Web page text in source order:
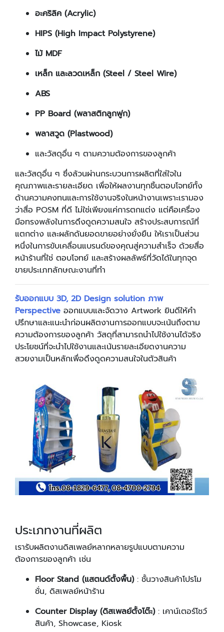
อะคริลิค (Acrylic)
HIPS (High Impact Polystyrene)
ไม้ MDF
เหล็ก และลวดเหล็ก (Steel / Steel Wire)
ABS
PP Board (พลาสติกลูกฟูก)
พลาสวูด (Plastwood)
และวัสดุอื่น ๆ ตามความต้องการของลูกค้า
และวัสดุอื่น ๆ ซึ่งล้วนผ่านกระบวนการผลิตที่ใส่ใจใน
คุณภาพและรายละเอียด เพื่อให้ผลงานทุกชิ้นตอบโจทย์ทั้ง
ด้านความคงทนและการใช้งานจริงในหน้างานเพราะเรามอง
ว่าสื่อ POSM ที่ดี ไม่ใช่เพียงแค่การตกแต่ง แต่คือเครื่อง
มือทรงพลังในการดึงดูดความสนใจ สร้างประสบการณ์ที่
แตกต่าง และผลักดันยอดขายอย่างยั่งยืน ให้เราเป็นส่วน
หนึ่งในการขับเคลื่อนแบรนด์ของคุณสู่ความสำเร็จ ด้วยสื่อ
หน้าร้านที่ใช่ ตอบโจทย์ และสร้างผลลัพธ์ที่วัดได้ในทุกจุด
ขายประเภทลักษณะงานที่ทำ
รับออกแบบ 3D, 2D Design solution ภาพ
Perspective ออกแบบและจัดวาง Artwork ยินดีให้คำ
ปรึกษาและแนะนำก่อนผลิตงานการออกแบบจะเน้นถึงตาม
ความต้องการของลูกค้า วัสดุที่สามารถนำไปใช้งานได้จริง
ประโยชน์ที่จะนำไปใช้งานและเน้นรายละเอียดงานความ
สวยงามเป็นหลักเพื่อดึงดูดความสนใจในตัวสินค้า
ประเภทงานที่ผลิต
เรารับผลิตงานดิสเพลย์หลากหลายรูปแบบตามความ
ต้องการของลูกค้า เช่น
Floor Stand (แสตนด์ตั้งพื้น): ชั้นวางสินค้าโปรโม
ชั่น, ดิสเพลย์หน้าร้าน
Counter Display (ดิสเพลย์ตั้งโต๊ะ): เคาน์เตอร์โชว์
สินค้า, Showcase, Kiosk